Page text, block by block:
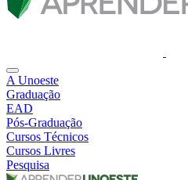
A Unoeste
Graduação
EAD
Pós-Graduação
Cursos Técnicos
Cursos Livres
Pesquisa